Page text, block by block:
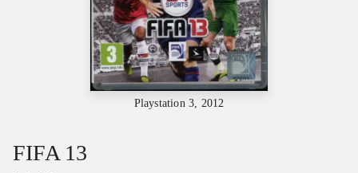
Playstation 3, 2012
FIFA 13